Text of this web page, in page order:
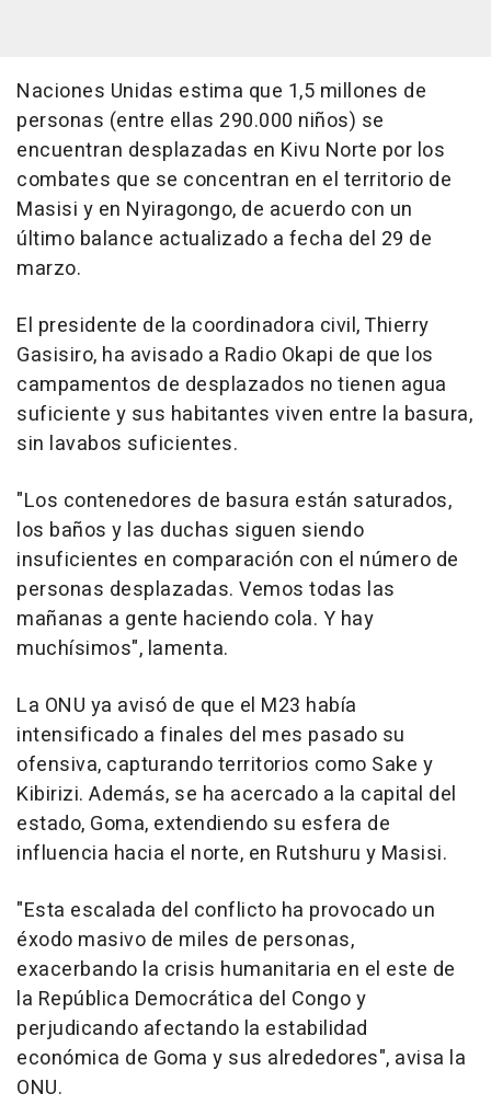
Naciones Unidas estima que 1,5 millones de
personas (entre ellas 290.000 niños) se
encuentran desplazadas en Kivu Norte por los
combates que se concentran en el territorio de
Masisi y en Nyiragongo, de acuerdo con un
último balance actualizado a fecha del 29 de
marzo.
El presidente de la coordinadora civil, Thierry
Gasisiro, ha avisado a Radio Okapi de que los
campamentos de desplazados no tienen agua
suficiente y sus habitantes viven entre la basura,
sin lavabos suficientes.
"Los contenedores de basura están saturados,
los baños y las duchas siguen siendo
insuficientes en comparación con el número de
personas desplazadas. Vemos todas las
mañanas a gente haciendo cola. Y hay
muchísimos", lamenta.
La ONU ya avisó de que el M23 había
intensificado a finales del mes pasado su
ofensiva, capturando territorios como Sake y
Kibirizi. Además, se ha acercado a la capital del
estado, Goma, extendiendo su esfera de
influencia hacia el norte, en Rutshuru y Masisi.
"Esta escalada del conflicto ha provocado un
éxodo masivo de miles de personas,
exacerbando la crisis humanitaria en el este de
la República Democrática del Congo y
perjudicando afectando la estabilidad
económica de Goma y sus alrededores", avisa la
ONU.